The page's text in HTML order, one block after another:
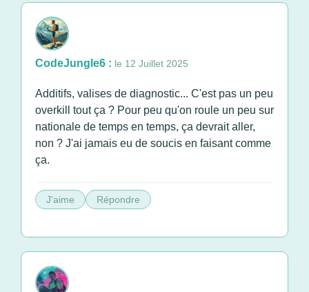
CodeJungle6 : le 12 Juillet 2025
Additifs, valises de diagnostic... C'est pas un peu
overkill tout ça ? Pour peu qu'on roule un peu sur
nationale de temps en temps, ça devrait aller,
non ? J'ai jamais eu de soucis en faisant comme
ça.
J'aime Répondre